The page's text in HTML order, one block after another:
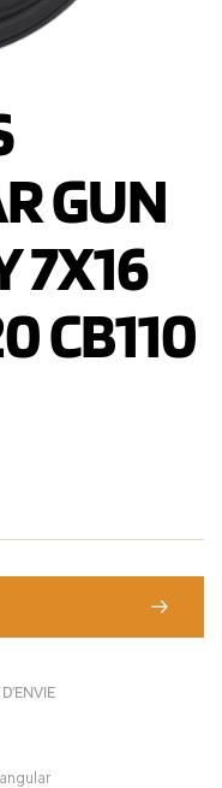
GUN
7X16
CB110